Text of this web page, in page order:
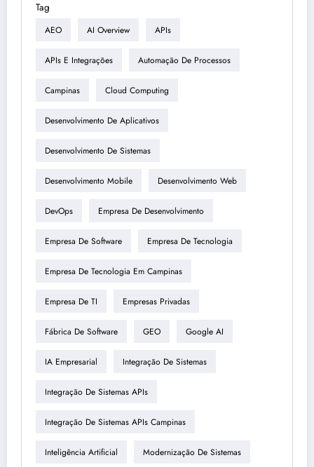
Tag
AEO AI Overview APIs
APIs E Integrações Automação De Processos
Campinas Cloud Computing
Desenvolvimento De Aplicativos
Desenvolvimento De Sistemas
Desenvolvimento Mobile Desenvolvimento Web
DevOps Empresa De Desenvolvimento
Empresa De Software Empresa De Tecnologia
Empresa De Tecnologia Em Campinas
Empresa De TI Empresas Privadas
Fábrica De Software GEO Google AI
IA Empresarial Integração De Sistemas
Integração De Sistemas APIs
Integração De Sistemas APIs Campinas
Inteligência Artificial Modernização De Sistemas